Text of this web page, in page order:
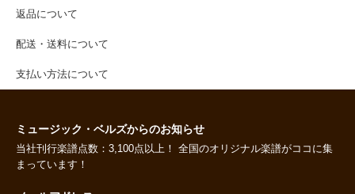
返品について
配送・送料について
支払い方法について
ミュージック・ベルズからのお知らせ
当社刊行楽譜点数：3,100点以上！ 全国のオリジナル楽譜がココに集
まっています！